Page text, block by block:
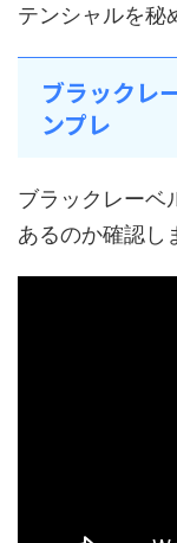
テンシャルを秘
ブラックレ
ンプレ
ブラックレーベ
あるのか確認し